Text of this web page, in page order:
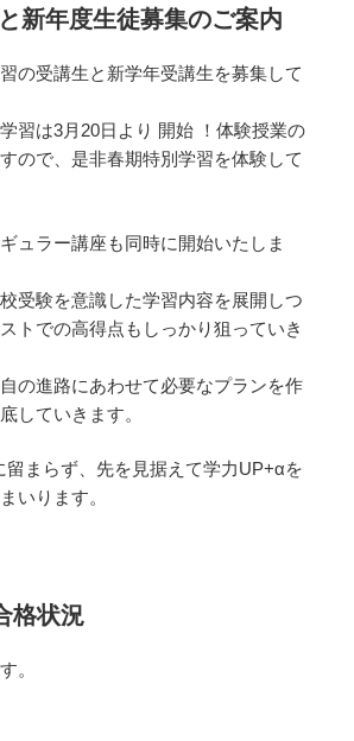
新年度生徒募集のご案内
の受講生と新学年受講生を募集して
習は3月20日より 開始 ！体験授業の
ので、是非春期特別学習を体験して
ュラー講座も同時に開始いたしま
受験を意識した学習内容を展開しつ
トでの高得点もしっかり狙っていき
の進路にあわせて必要なプランを作
していきます。
留まらず、先を見据えて学力UP+αを
いります。
格状況
。